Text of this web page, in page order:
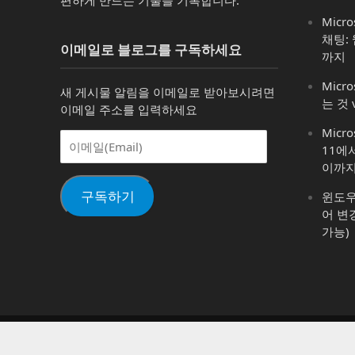
이메일로 블로그를 구독하세요
새 게시물 알림을 이메일로 받아보시려면
이메일 주소를 입력하세요
메
(Email)구독하기
채팅:
까지
는 것
11에
이까
윈도
어 변
가능)